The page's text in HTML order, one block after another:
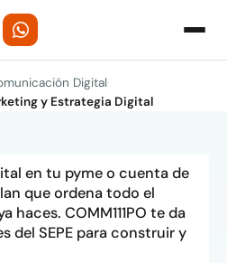
Digital·
y Estrategia Digital
en tu pyme o cuenta de
que ordena todo el
COMM111PO te da
del SEPE para construir y